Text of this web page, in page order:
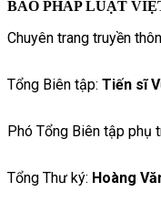
BÁO PHÁP LUẬT
Chuyên trang truyền
Tổng Biên tập: Tiến sĩ
Phó Tổng Biên tập phụ
Tổng Thư ký: Hoàng